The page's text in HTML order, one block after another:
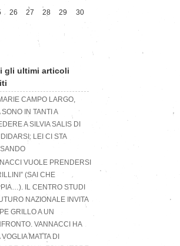
26 27 28 29 30
gli ultimi articoli
CAMPO LARGO,
SONO IN TANTI A
A SILVIA SALIS DI
LEI CI STA
VUOLE PRENDERSI
(SAI CHE
IL CENTRO STUDI
NAZIONALE INVITA
GRILLO A UN
VANNACCI HA
MATTA DI